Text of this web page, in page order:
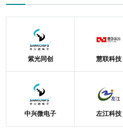
紫光同创 慧联科技
中兴微电子 左江科技